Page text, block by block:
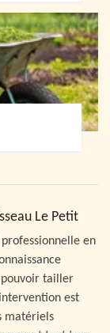
Le Petit
en
tailler
est
matériels